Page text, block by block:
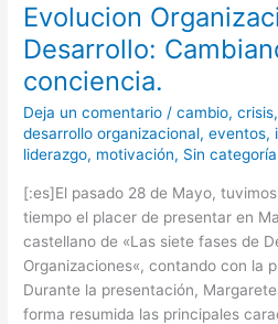
Evolucion
Desarrollo:
conciencia.
Deja un comentario /cambio,crisis
desarrollo organizacional,eventos,
liderazgo, motivación, Sin categoría
[:es]El pasado 28 de Mayo,
tiempo el placer de presentar en
castellano de «Las siete fases de
Organizaciones«, contando con la
Durante la presentación,
forma resumida las principales